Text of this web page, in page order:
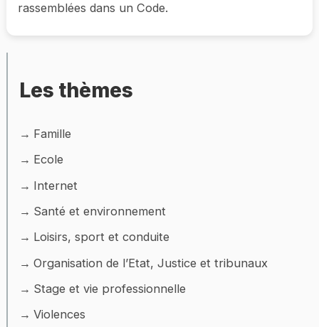
rassemblées dans un Code.
Les thèmes
Famille
Ecole
Internet
Santé et environnement
Loisirs, sport et conduite
Organisation de l’Etat, Justice et tribunaux
Stage et vie professionnelle
Violences